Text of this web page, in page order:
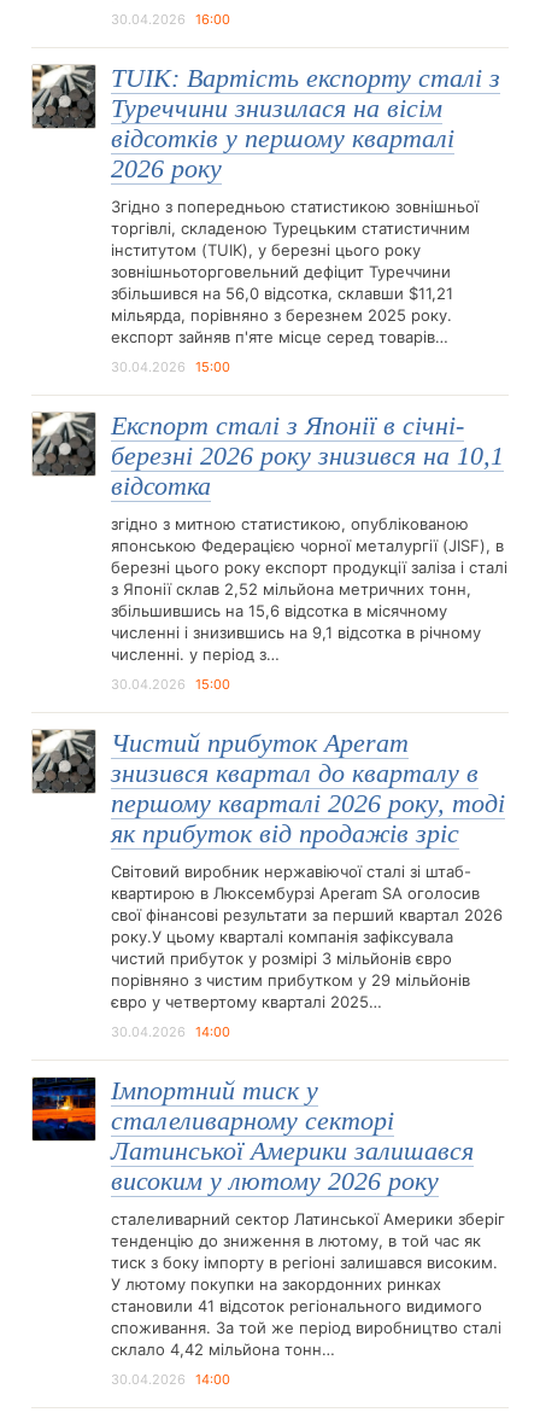
30.04.2026 16:00
TUIK: Вартість експорту сталі з
Туреччини знизилася на вісім
відсотків у першому кварталі
2026 року
Згідно з попередньою статистикою зовнішньої
торгівлі, складеною Турецьким статистичним
інститутом (TUIK), у березні цього року
зовнішньоторговельний дефіцит Туреччини
збільшився на 56,0 відсотка, склавши $11,21
мільярда, порівняно з березнем 2025 року.
експорт зайняв п'яте місце серед товарів…
30.04.2026 15:00
Експорт сталі з Японії в січні-
березні 2026 року знизився на 10,1
відсотка
згідно з митною статистикою, опублікованою
японською Федерацією чорної металургії (JISF), в
березні цього року експорт продукції заліза і сталі
з Японії склав 2,52 мільйона метричних тонн,
збільшившись на 15,6 відсотка в місячному
численні і знизившись на 9,1 відсотка в річному
численні. у період з…
30.04.2026 15:00
Чистий прибуток Aperam
знизився квартал до кварталу в
першому кварталі 2026 року, тоді
як прибуток від продажів зріс
Світовий виробник нержавіючої сталі зі штаб-
квартирою в Люксембурзі Aperam SA оголосив
свої фінансові результати за перший квартал 2026
року.У цьому кварталі компанія зафіксувала
чистий прибуток у розмірі 3 мільйонів євро
порівняно з чистим прибутком у 29 мільйонів
євро у четвертому кварталі 2025…
30.04.2026 14:00
Імпортний тиск у
сталеливарному секторі
Латинської Америки залишався
високим у лютому 2026 року
сталеливарний сектор Латинської Америки зберіг
тенденцію до зниження в лютому, в той час як
тиск з боку імпорту в регіоні залишався високим.
У лютому покупки на закордонних ринках
становили 41 відсоток регіонального видимого
споживання. За той же період виробництво сталі
склало 4,42 мільйона тонн…
30.04.2026 14:00